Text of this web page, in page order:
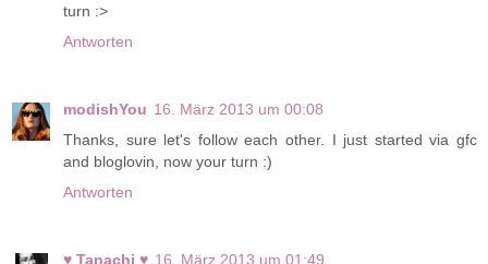
turn :>
Antworten
modishYou 16. März 2013 um 00:08
Thanks, sure let's follow each other. I just started via gfc
and bloglovin, now your turn :)
Antworten
♥ Tanachi ♥ 16. März 2013 um 01:49